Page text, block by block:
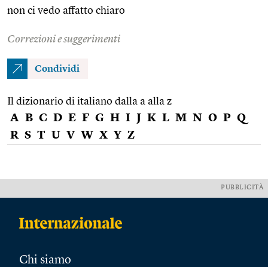
non ci vedo affatto chiaro
Correzioni e suggerimenti
Condividi
Il dizionario di italiano dalla a alla z
A B C D E F G H I J K L M N O P Q
R S T U V W X Y Z
PUBBLICITÀ
Chi siamo